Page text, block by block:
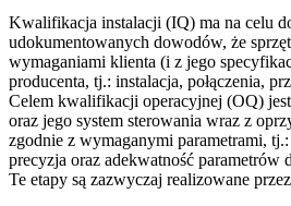
Kwalifikacja instalacji (IQ) ma na celu
udokumentowanych dowodów, że
wymaganiami klienta (i z jego
producenta, tj.: instalacja, połączenia,
Celem kwalifikacji operacyjnej (OQ)
oraz jego system sterowania wraz z
zgodnie z wymaganymi parametrami,
precyzja oraz adekwatność parametrów
Te etapy są zazwyczaj realizowane